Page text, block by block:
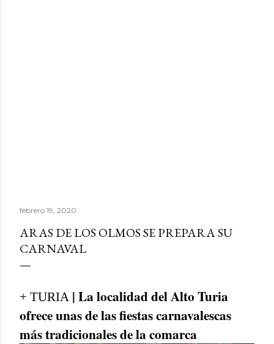
febrero 19, 2020
ARAS DE LOS OLMOS SE PREPARA SU
CARNAVAL
+ TURIA | La localidad del Alto Turia
ofrece unas de las fiestas carnavalescas
más tradicionales de la comarca